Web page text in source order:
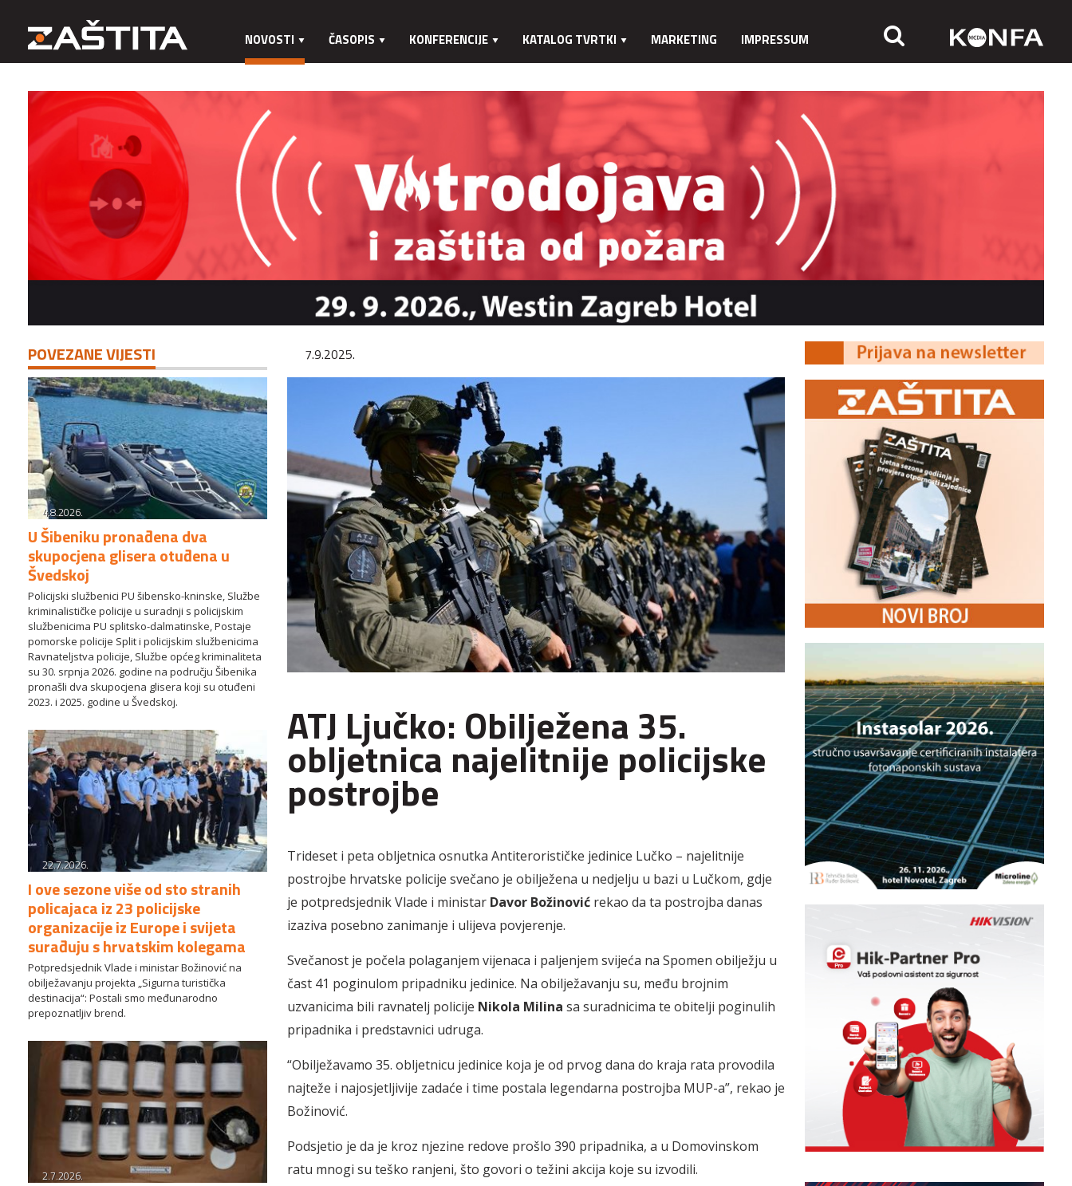
NOVOSTI ČASOPIS KONFERENCIJE KATALOG TVRTKI MARKETING IMPRESSUM
POVEZANE VIJESTI
4.8.2026.
U Šibeniku pronađena dva
skupocjena glisera otuđena u
Švedskoj
Policijski službenici PU šibensko-kninske, Službe
kriminalističke policije u suradnji s policijskim
službenicima PU splitsko-dalmatinske, Postaje
pomorske policije Split i policijskim službenicima
Ravnateljstva policije, Službe općeg kriminaliteta
su 30. srpnja 2026. godine na području Šibenika
pronašli dva skupocjena glisera koji su otuđeni
2023. i 2025. godine u Švedskoj.
22.7.2026.
I ove sezone više od sto stranih
policajaca iz 23 policijske
organizacije iz Europe i svijeta
surađuju s hrvatskim kolegama
Potpredsjednik Vlade i ministar Božinović na
obilježavanju projekta „Sigurna turistička
destinacija“: Postali smo međunarodno
prepoznatljiv brend.
2.7.2026.
7.9.2025.
ATJ Ljučko: Obilježena 35.
obljetnica najelitnije policijske
postrojbe
Trideset i peta obljetnica osnutka Antiterorističke jedinice Lučko – najelitnije
postrojbe hrvatske policije svečano je obilježena u nedjelju u bazi u Lučkom, gdje
je potpredsjednik Vlade i ministar Davor Božinović rekao da ta postrojba danas
izaziva posebno zanimanje i ulijeva povjerenje.
Svečanost je počela polaganjem vijenaca i paljenjem svijeća na Spomen obilježju u
čast 41 poginulom pripadniku jedinice. Na obilježavanju su, među brojnim
uzvanicima bili ravnatelj policije Nikola Milina sa suradnicima te obitelji poginulih
pripadnika i predstavnici udruga.
“Obilježavamo 35. obljetnicu jedinice koja je od prvog dana do kraja rata provodila
najteže i najosjetljivije zadaće i time postala legendarna postrojba MUP-a”, rekao je
Božinović.
Podsjetio je da je kroz njezine redove prošlo 390 pripadnika, a u Domovinskom
ratu mnogi su teško ranjeni, što govori o težini akcija koje su izvodili.